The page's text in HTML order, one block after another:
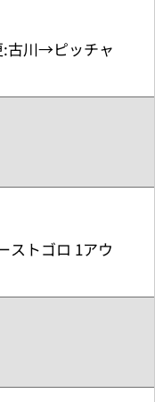
古川→ピッチャ
ストゴロ 1アウ